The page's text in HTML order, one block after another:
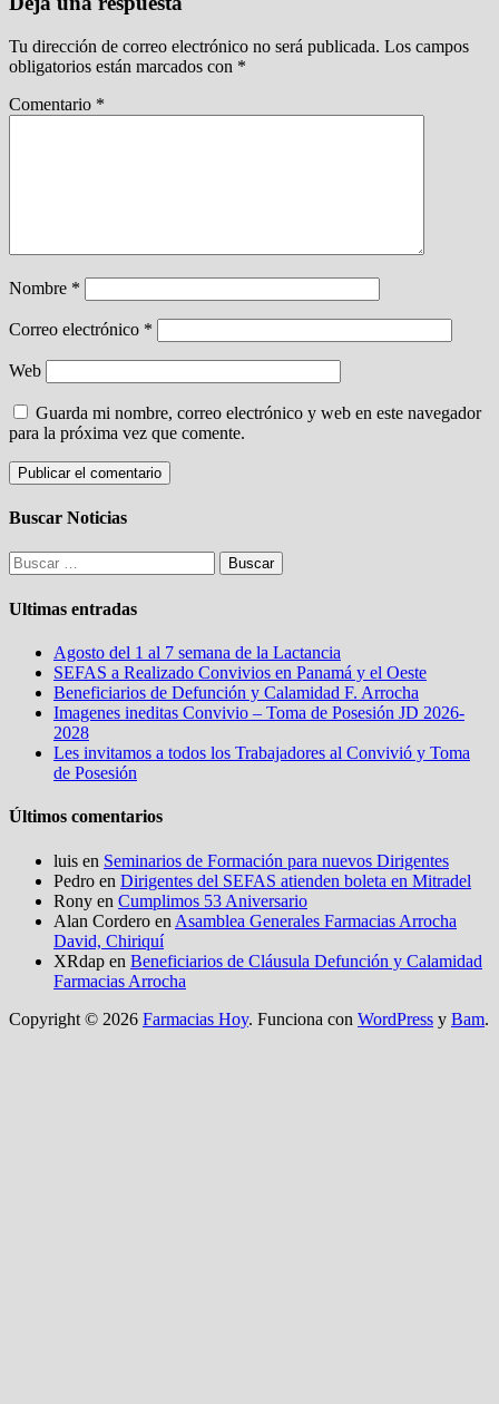
Tu dirección de correo electrónico no será publicada. Los campos
obligatorios están marcados con *
Comentario *
Nombre *
Correo electrónico *
Web
Guarda mi nombre, correo electrónico y web en este navegador
para la próxima vez que comente.
Buscar Noticias
Buscar:
Ultimas entradas
Agosto del 1 al 7 semana de la Lactancia
SEFAS a Realizado Convivios en Panamá y el Oeste
Beneficiarios de Defunción y Calamidad F. Arrocha
Imagenes ineditas Convivio – Toma de Posesión JD 2026-
2028
Les invitamos a todos los Trabajadores al Convivió y Toma
de Posesión
Últimos comentarios
luis en Seminarios de Formación para nuevos Dirigentes
Pedro en Dirigentes del SEFAS atienden boleta en Mitradel
Rony en Cumplimos 53 Aniversario
Alan Cordero en Asamblea Generales Farmacias Arrocha
David, Chiriquí
XRdap en Beneficiarios de Cláusula Defunción y Calamidad
Farmacias Arrocha
Copyright © 2026 Farmacias Hoy. Funciona con WordPress y Bam.